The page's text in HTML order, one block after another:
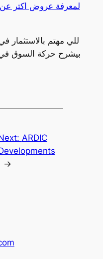
لمعرفة عروض اكتر عن
ARDIC
→